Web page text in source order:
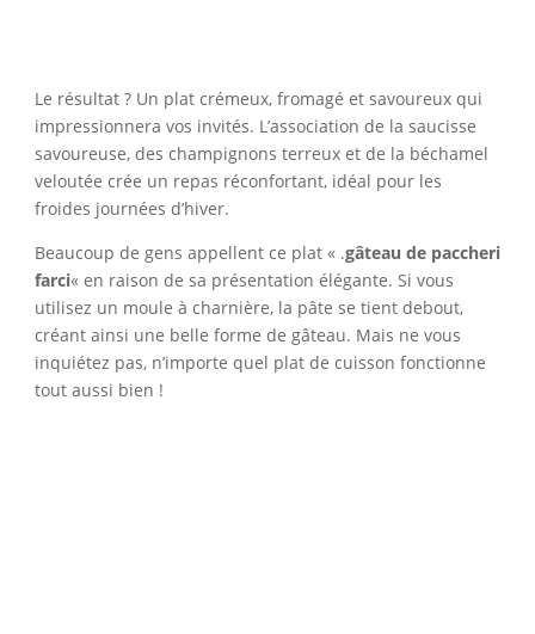
Le résultat ? Un plat crémeux, fromagé et savoureux qui
impressionnera vos invités. L’association de la saucisse
savoureuse, des champignons terreux et de la béchamel
veloutée crée un repas réconfortant, idéal pour les
froides journées d’hiver.
Beaucoup de gens appellent ce plat « .gâteau de paccheri
farci« en raison de sa présentation élégante. Si vous
utilisez un moule à charnière, la pâte se tient debout,
créant ainsi une belle forme de gâteau. Mais ne vous
inquiétez pas, n’importe quel plat de cuisson fonctionne
tout aussi bien !